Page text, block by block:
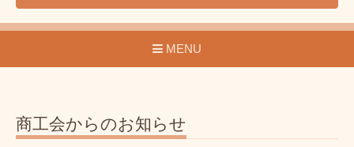
MENU
商工会からのお知らせ